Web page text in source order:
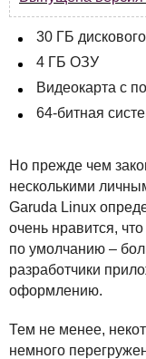
30 ГБ
4 ГБ ОЗУ
Видеокарта с
64-битная
Но прежде чем
несколькими
Garuda Linux
очень нравится,
по умолчанию –
разработчики
оформлению.
Тем не менее,
немного